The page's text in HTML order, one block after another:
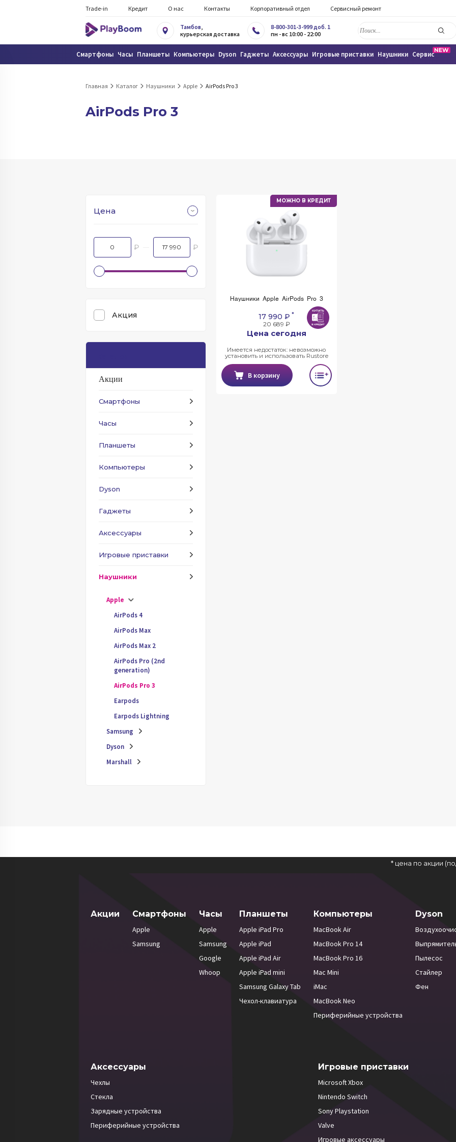
Trade-in Кредит О нас Контакты Корпоративный отдел Сервисный ремонт
Тамбов,
курьерская доставка
8-800-301-3-999 доб. 1
пн - вс 10:00 - 22:00
Смартфоны Часы Планшеты Компьютеры Dyson Гаджеты Аксессуары Игровые приставки Наушники Сервис
Главная Каталог Наушники Apple AirPods Pro 3
AirPods Pro 3
Цена
₽ ₽
Акция
Акции
Смартфоны
Часы
Планшеты
Компьютеры
Dyson
Гаджеты
Аксессуары
Игровые приставки
Наушники
Apple
AirPods 4
AirPods Max
AirPods Max 2
AirPods Pro (2nd
generation)
AirPods Pro 3
Earpods
Earpods Lightning
Samsung
Dyson
Marshall
МОЖНО В КРЕДИТ
Наушники Apple AirPods Pro 3
17 990 ₽ *
20 689 ₽
Цена сегодня
Имеется недостаток: невозможно
установить и использовать Rustore
В корзину
* цена по акции
Акции Смартфоны
Apple
Samsung
Часы
Apple
Samsung
Google
Whoop
Планшеты
Apple iPad Pro
Apple iPad
Apple iPad Air
Apple iPad mini
Samsung Galaxy Tab
Чехол-клавиатура
Компьютеры
MacBook Air
MacBook Pro 14
MacBook Pro 16
Mac Mini
iMac
MacBook Neo
Периферийные устройства
Dyson
Пылесос
Стайлер
Фен
Аксессуары
Чехлы
Стекла
Зарядные устройства
Периферийные устройства
Игровые приставки
Microsoft Xbox
Nintendo Switch
Sony Playstation
Valve
Игровые аксессуары